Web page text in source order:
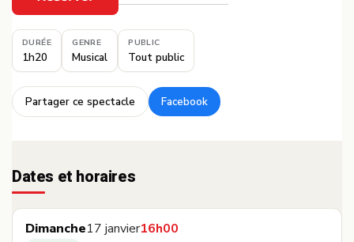
DURÉE
1h20
GENRE
Musical
PUBLIC
Tout public
Partager ce spectacle
·
Facebook
Dates et horaires
Dimanche17 janvier16h00